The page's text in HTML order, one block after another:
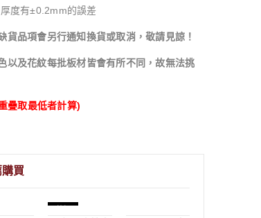
度有±0.2mm的誤差
品項會另行通知換貨或取消，敬請見諒！
及花紋每批板材皆會有所不同，故無法挑
疊取最低者計算)
買